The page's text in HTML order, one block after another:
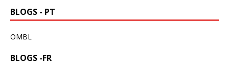
BLOGS - PT
OMBL
BLOGS -FR